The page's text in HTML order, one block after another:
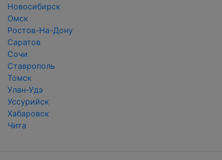
Новосибирск
Омск
Ростов-На-Дону
Саратов
Сочи
Ставрополь
Томск
Улан-Удэ
Уссурийск
Хабаровск
Чита